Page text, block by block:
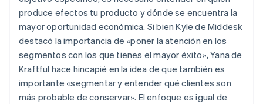
produce efectos tu producto y dónde se encuentra la
mayor oportunidad económica. Si bien Kyle de Middesk
destacó la importancia de «poner la atención en los
segmentos con los que tienes el mayor éxito», Yana de
Kraftful hace hincapié en la idea de que también es
importante «segmentar y entender qué clientes son
más probable de conservar». El enfoque es igual de